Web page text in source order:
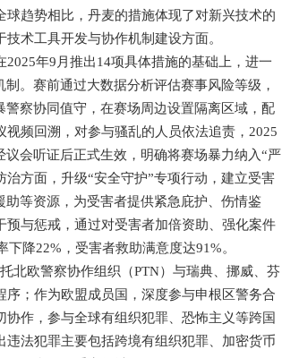
趋势相比，丹麦的措施体现了对新兴技术的
术工具开发与协作机制建设方面。
年9月推出14项具体措施的基础上，进一
。赛前通过大数据分析评估赛事风险等级，
察协同值守，在赛场周边设置隔离区域，配
频回溯，对参与骚乱的人员依法追责，2025
会听证后正式生效，明确将赛场暴力纳入“严
方面，升级“安全守护”专项行动，建立受害
等资源，为受害者提供紧急庇护、伤情鉴
与惩戒，通过对受害者加倍资助、强化案件
降22%，受害者救助满意度达91%。
欧警察协作组织（PTN）与瑞典、挪威、芬
；作为欧盟成员国，深度参与申根区警务合
作，参与全球有组织犯罪、恐怖主义等跨国
法犯罪主要包括跨境有组织犯罪、加密货币